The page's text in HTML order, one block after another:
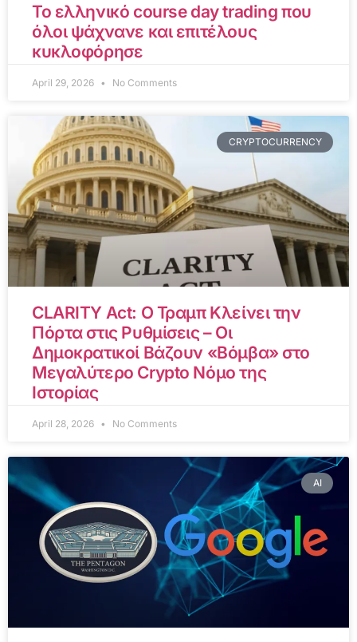
Το ελληνικό course day trading που
όλοι ψάχνανε και επιτέλους
κυκλοφόρησε
April 29, 2026 No Comments
CRYPTOCURRENCY
CLARITY Act: Ο Τραμπ Κλείνει την
Πόρτα στις Ρυθμίσεις – Οι
Δημοκρατικοί Βάζουν «Βόμβα» στο
Μεγαλύτερο Crypto Νόμο της
Ιστορίας
April 28, 2026 No Comments
AI